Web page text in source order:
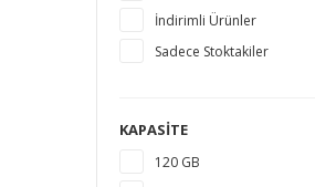
İndirimli Ürünler
Sadece Stoktakiler
KAPASITE
120 GB